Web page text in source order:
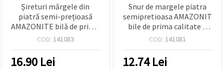
Șireturi mărgele din
piatră semi-prețioasă
AMAZONITE bilă de primă
calitate de 8 mm ~ 47
COD: 141083
16.90 Lei
Snur de margele piatra
semipretioasa AMAZONIT
bile de prima calitate 4
mm ~84 bucati
COD: 141081
12.74Lei